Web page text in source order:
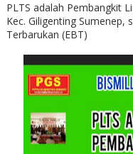
PLTS adalah Pembangkit
Kec. Giligenting Sumenep,
Terbarukan (EBT)